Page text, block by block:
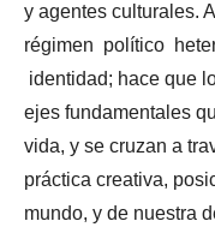
y agentes culturales.
régimen político
identidad; hace que
ejes fundamentales
vida, y se cruzan a
práctica creativa,
mundo, y de nuestra